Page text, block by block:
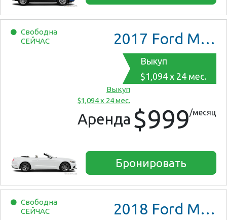
Свободна
СЕЙЧАС
2017 Ford Mustang
Выкуп
$1,094 x 24 мес.
Выкуп
$1,094 x 24 мес.
Аренда $999/месяц
Бронировать
Свободна
СЕЙЧАС
2018 Ford Mustang